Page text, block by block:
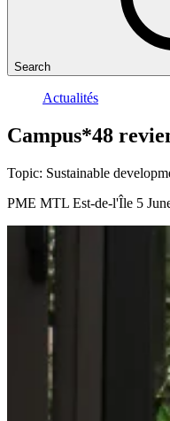
Search
Actualités
Campus*48
Topic: Sustainable
PME MTL Est-de-l'Île 5